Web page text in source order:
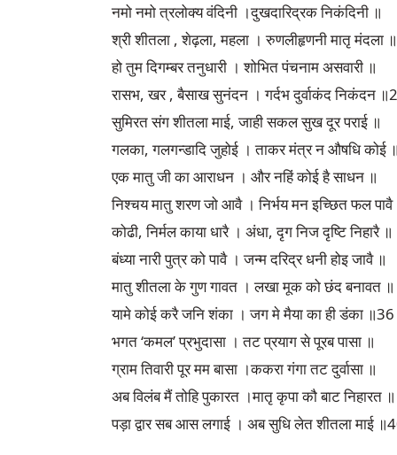
नमो नमो त्रलोक्य वंदिनी ।दुखदारिद्रक निकंदिनी ॥
श्री शीतला , शेढ़ला, महला । रुणलीहृणनी मातृ मंदला ॥
हो तुम दिगम्बर तनुधारी । शोभित पंचनाम असवारी ॥
रासभ, खर , बैसाख सुनंदन । गर्दभ दुर्वाकंद निकंदन
सुमिरत संग शीतला माई, जाही सकल सुख दूर पराई ॥
गलका, गलगन्डादि जुहोई । ताकर मंत्र न औषधि कोई ॥
एक मातु जी का आराधन । और नहिं कोई है साधन ॥
निश्चय मातु शरण जो आवै । निर्भय मन इच्छित फल
कोढी, निर्मल काया धारै । अंधा, दृग निज दृष्टि निहारै ॥
बंध्या नारी पुत्र को पावै । जन्म दरिद्र धनी होइ जावै ॥
मातु शीतला के गुण गावत । लखा मूक को छंद बनावत ॥
यामे कोई करै जनि शंका । जग मे मैया का ही डंका
भगत ‘कमल’ प्रभुदासा । तट प्रयाग से पूरब पासा ॥
ग्राम तिवारी पूर मम बासा ।ककरा गंगा तट दुर्वासा ॥
अब विलंब मैं तोहि पुकारत ।मातृ कृपा कौ बाट निहारत ॥
पड़ा द्वार सब आस लगाई । अब सुधि लेत शीतला माई